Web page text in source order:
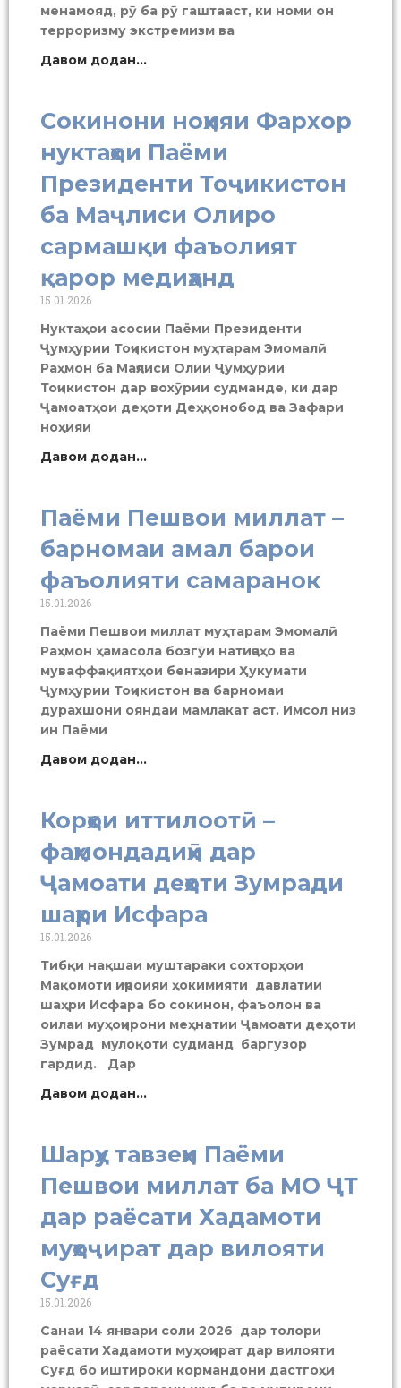
менамояд, рӯ ба рӯ гаштааст, ки номи он
терроризму экстремизм ва
Давом додан...
Сокинони ноҳияи Фархор
нуктаҳои Паёми
Президенти Тоҷикистон
ба Маҷлиси Олиро
сармашқи фаъолият
қарор медиҳанд
15.01.2026
Нуктаҳои асосии Паёми Президенти
Ҷумҳурии Тоҷикистон муҳтарам Эмомалӣ
Раҳмон ба Маҷлиси Олии Ҷумҳурии
Тоҷикистон дар вохӯрии судманде, ки дар
Ҷамоатҳои деҳоти Деҳқонобод ва Зафари
ноҳияи
Давом додан...
Паёми Пешвои миллат –
барномаи амал барои
фаъолияти самаранок
15.01.2026
Паёми Пешвои миллат муҳтарам Эмомалӣ
Раҳмон ҳамасола бозгӯи натиҷаҳо ва
муваффақиятҳои беназири Ҳукумати
Ҷумҳурии Тоҷикистон ва барномаи
дурахшони ояндаи мамлакат аст. Имсол низ
ин Паёми
Давом додан...
Корҳои иттилоотӣ –
фаҳмондадиҳӣ дар
Ҷамоати деҳоти Зумради
шаҳри Исфара
15.01.2026
Тибқи нақшаи муштараки сохторҳои
Мақомоти иҷроияи ҳокимияти давлатии
шаҳри Исфара бо сокинон, фаъолон ва
оилаи муҳоҷирони меҳнатии Ҷамоати деҳоти
Зумрад мулоқоти судманд баргузор
гардид. Дар
Давом додан...
Шарҳу тавзеҳи Паёми
Пешвои миллат ба МО ҶТ
дар раёсати Хадамоти
муҳоҷират дар вилояти
Суғд
15.01.2026
Санаи 14 январи соли 2026 дар толори
раёсати Хадамоти муҳоҷират дар вилояти
Суғд бо иштироки кормандони дастгоҳи